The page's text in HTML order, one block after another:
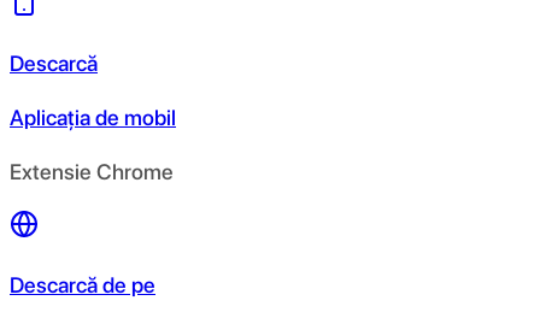
Descarcă
Aplicația de mobil
Extensie Chrome
Descarcă de pe